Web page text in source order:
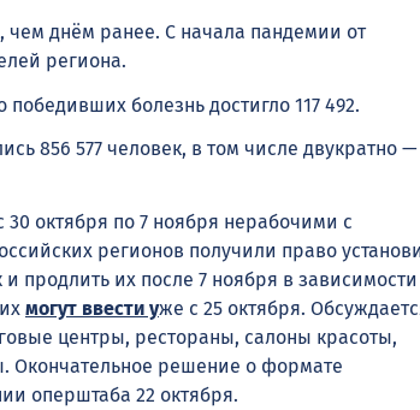
днём ранее. С начала пандемии от
региона.
болезнь достигло 117 492.
856 577 человек, в том числе двукратно —
30 октября по 7 ноября нерабочими с
регионов получили право
продлить их после 7 ноября в зависимости
могут ввести уже с 25 октября.
центры, рестораны, салоны красоты,
Окончательное решение о формате
оперштаба 22 октября.